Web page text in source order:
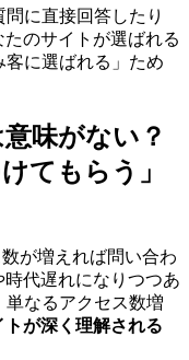
に直接回答したり
のサイトが選ばれる
に選ばれる」ため
味がない？
てもらう」
が増えれば問い合わ
代遅れになりつつあ
なるアクセス数増
が深く理解される